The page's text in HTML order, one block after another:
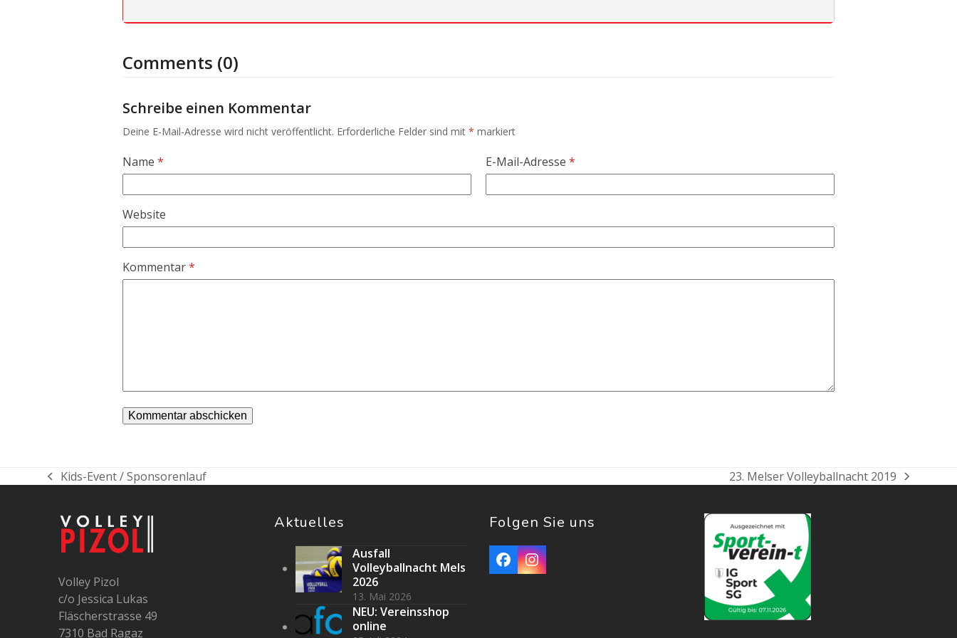
Comments (0)
Schreibe einen Kommentar
Deine E-Mail-Adresse wird nicht veröffentlicht. Erforderliche Felder sind mit * markiert
Name * E-Mail-Adresse *
Website
Kommentar*
vorheriger
Kids-Event / Sponsorenlauf
Nächster
23. Melser Volleyballnacht 2019
Volley Pizol
c/o Jessica Lukas
Fläscherstrasse 49
7310 Bad Ragaz
Aktuelles
Ausfall
Volleyballnacht Mels
2026
13. Mai 2026
NEU: Vereinsshop
online
Folgen Sie uns
FacebookInstagram